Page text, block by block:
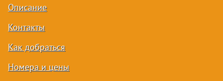
Описание
Контакты
Как добраться
Номера и цены